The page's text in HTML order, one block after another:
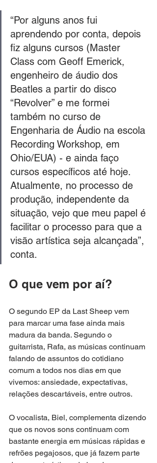
“Por alguns anos fui
aprendendo por conta, depois
fiz alguns cursos (Master
Class com Geoff Emerick,
engenheiro de áudio dos
Beatles a partir do disco
“Revolver” e me formei
também no curso de
Engenharia de Áudio na escola
Recording Workshop, em
Ohio/EUA) - e ainda faço
cursos específicos até hoje.
Atualmente, no processo de
produção, independente da
situação, vejo que meu papel é
facilitar o processo para que a
visão artística seja alcançada”,
conta.
O que vem por aí?
O segundo EP da Last Sheep vem
para marcar uma fase ainda mais
madura da banda. Segundo o
guitarrista, Rafa, as músicas continuam
falando de assuntos do cotidiano
comum a todos nos dias em que
vivemos: ansiedade, expectativas,
relações descartáveis, entre outros.
O vocalista, Biel, complementa dizendo
que os novos sons continuam com
bastante energia em músicas rápidas e
refrões pegajosos, que já fazem parte